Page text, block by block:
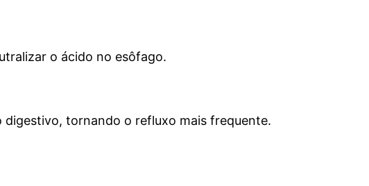
o ácido no esôfago.
tornando o refluxo mais frequente.